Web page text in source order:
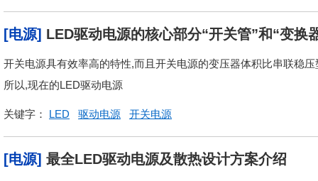
[电源] LED驱动电源的核心部分“开关管”和“变换
开关电源具有效率高的特性,而且开关电源的变压器体积比串联稳
所以,现在的LED驱动电源
关键字： LED 驱动电源 开关电源
[电源] 最全LED驱动电源及散热设计方案介绍